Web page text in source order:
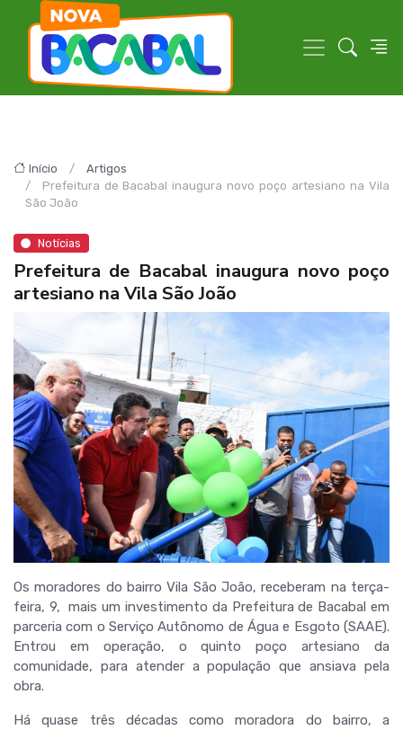
Início
Artigos
Prefeitura de Bacabal inaugura novo poço artesiano na Vila
São João
Notícias
Prefeitura de Bacabal inaugura novo poço
artesiano na Vila São João
Os moradores do bairro Vila São João, receberam na terça-
feira, 9, mais um investimento da Prefeitura de Bacabal em
parceria com o Serviço Autônomo de Água e Esgoto (SAAE).
Entrou em operação, o quinto poço artesiano da
comunidade, para atender a população que ansiava pela
obra.
Há quase três décadas como moradora do bairro, a